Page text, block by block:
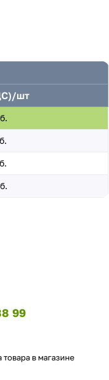
шт
99
в магазине